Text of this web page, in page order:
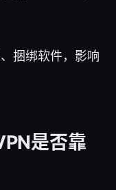
捆绑软件，影响
是否靠